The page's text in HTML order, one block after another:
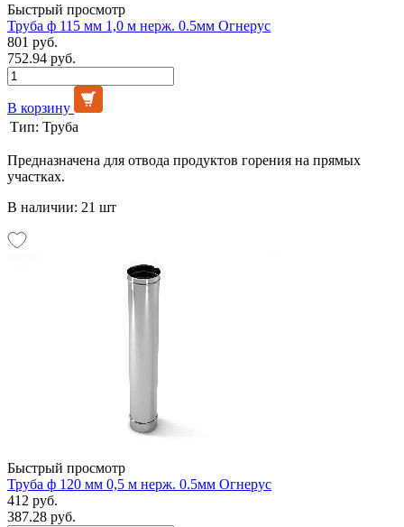
Быстрый просмотр
Труба ф 115 мм 1,0 м нерж. 0.5мм Огнерус
801 руб.
752.94 руб.
В корзину
Тип: Труба
Предназначена для отвода продуктов горения на прямых
участках.
В наличии: 21 шт
Быстрый просмотр
Труба ф 120 мм 0,5 м нерж. 0.5мм Огнерус
412 руб.
387.28 руб.